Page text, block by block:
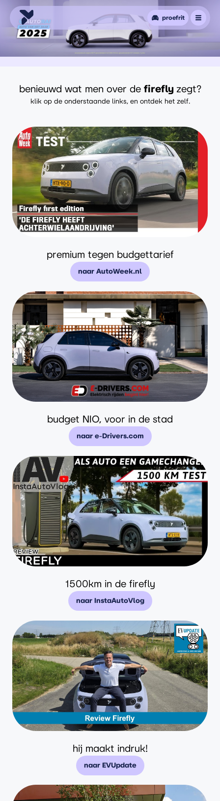
proefrit
benieuwd wat men over de firefly zegt?
klik op de onderstaande links, en ontdek het zelf.
premium tegen budgettarief
naar AutoWeek.nl
budget NIO, voor in de stad
naar e-Drivers.com
1500km in de firefly
naar InstaAutoVlog
hij maakt indruk!
naar EVUpdate